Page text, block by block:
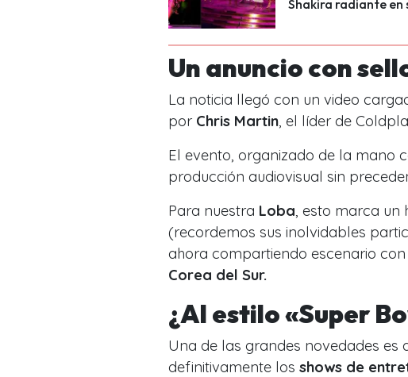
Shakira radiante en
Un anuncio con
La noticia llegó con un video
por Chris Martin , el líder de
El evento, organizado de la mano
producción audiovisual sin
Para nuestra Loba , esto marca
(recordemos sus inolvidables
ahora compartiendo escenario
Corea del Sur.
¿Al estilo «Super
Una de las grandes novedades es
definitivamente los shows de